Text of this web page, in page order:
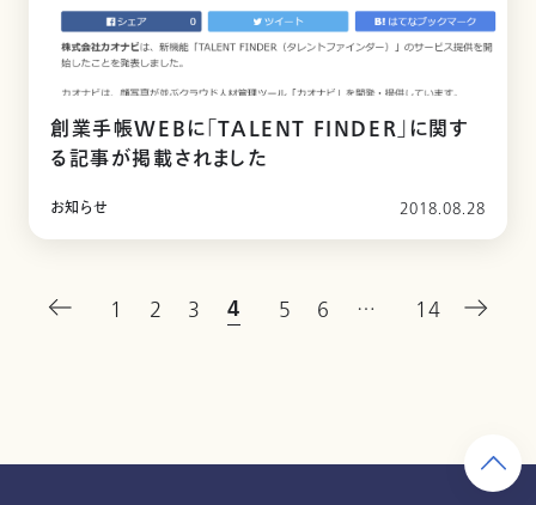
創業手帳WEBに「TALENT FINDER」に関す
る記事が掲載されました
お知らせ 2018.08.28
1 2 3 4 5 6 … 14